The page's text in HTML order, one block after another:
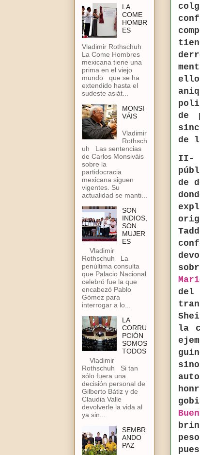
de
de
II-
de
del
la
LA
COME
HOMBR
ES
Vladimir Rothschuh
La Come Hombres
mexicana tiene una
prima en el viejo
mundo que se ha
extendido hasta el
sudeste asiát...
MONSI
VÁIS
Vladimir
Rothsch
uh Las sentencias
de Carlos Monsiváis
sobre la
partidocracia
mexicana siguen
vigentes. Su
actualidad se manti...
SON
INDIOS,
SON
MUJER
ES
Vladimir
Rothschuh La
penúltima consulta
que Palacio Nacional
celebró fue la que
encabezó Pablo
Gómez para
interrogar a lo...
LA
CORRU
PCIÓN
SOMOS
TODOS
Vladimir
Rothschuh Si tan
sólo fuera una
decisión personal de
Gilberto Bátiz y de
Claudia Valle
devolverle la vida al
ya sin...
SEMBR
ANDO
PAZ